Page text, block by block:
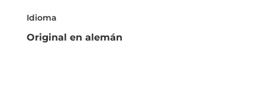
Idioma
Original en alemán